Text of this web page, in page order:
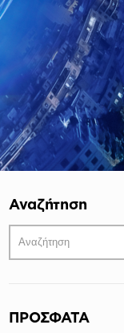
Αναζήτηση
ΠΡΟΣΦΑΤΑ